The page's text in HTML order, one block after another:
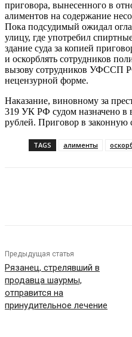
приговора, вынесенного в
алиментов на содержание
Пока подсудимый ожидал
улицу, где употребил
здание суда за копией
и оскорблять сотрудников
вызову сотрудников УФССП
нецензурной форме.
Наказание, виновному за
319 УК РФ судом назначено в
рублей. Приговор в законную
TAGS алименты
Предыдущая статья
Рязанец, стрелявший в
продавца шаурмы,
отправится на
принудительное лечение